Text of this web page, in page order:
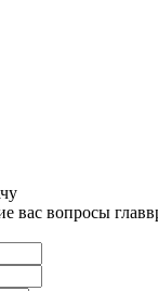
вас вопросы